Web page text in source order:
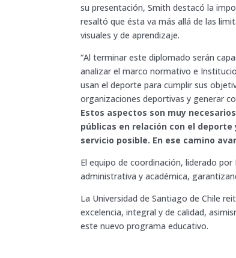
su presentación, Smith destacó la
resaltó que ésta va más allá de las
visuales y de aprendizaje.
“Al terminar este diplomado serán
analizar el marco normativo e
usan el deporte para cumplir sus
organizaciones deportivas y generar
Estos aspectos son muy
públicas en relación con el
servicio posible. En ese camino
El equipo de coordinación, liderado
administrativa y académica,
La Universidad de Santiago de Chile
excelencia, integral y de calidad,
este nuevo programa educativo.